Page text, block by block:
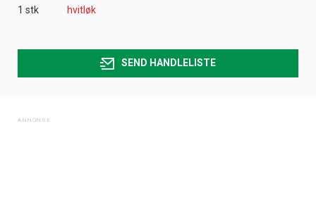
1 stk
hvitløk
SEND HANDLELISTE